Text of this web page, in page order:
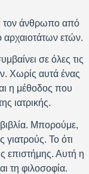
τον άνθρωπο από
αρχαιοτάτων ετών.
σε όλες τις
Χωρίς αυτά ένας
η μέθοδος που
ιατρικής.
Μπορούμε,
γιατρούς. Το ότι
επιστήμης. Αυτή η
τη φιλοσοφία.